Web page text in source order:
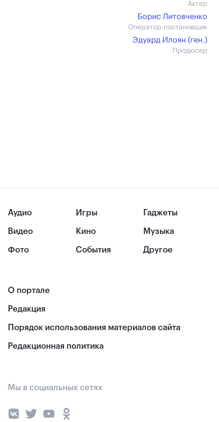
Актер
Борис Литовченко
Оператор-постановщик
Эдуард Илоян (ген.)
Продюсер
Аудио
Видео
Фото
Игры
Кино
События
Гаджеты
Музыка
Другое
О портале
Редакция
Порядок использования материалов сайта
Редакционная политика
Мы в социальных сетях